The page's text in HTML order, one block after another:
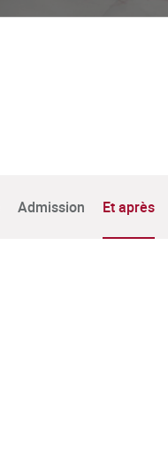
Admission Et après